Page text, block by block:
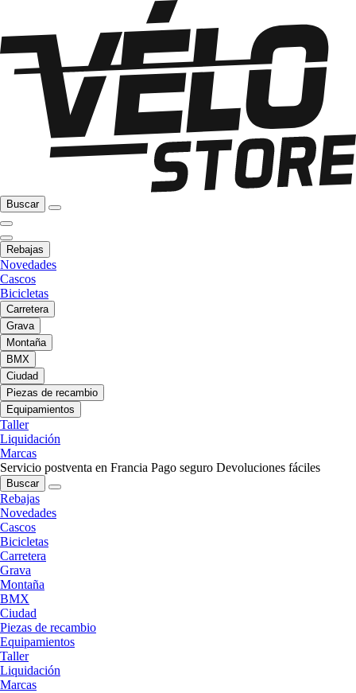
Buscar
Rebajas
Novedades
Cascos
Bicicletas
Carretera
Grava
Montaña
BMX
Ciudad
Piezas de recambio
Equipamientos
Taller
Liquidación
Marcas
Servicio postventa en Francia Pago seguro Devoluciones fáciles
Buscar
Rebajas
Novedades
Cascos
Bicicletas
Carretera
Grava
Montaña
BMX
Ciudad
Piezas de recambio
Equipamientos
Taller
Liquidación
Marcas